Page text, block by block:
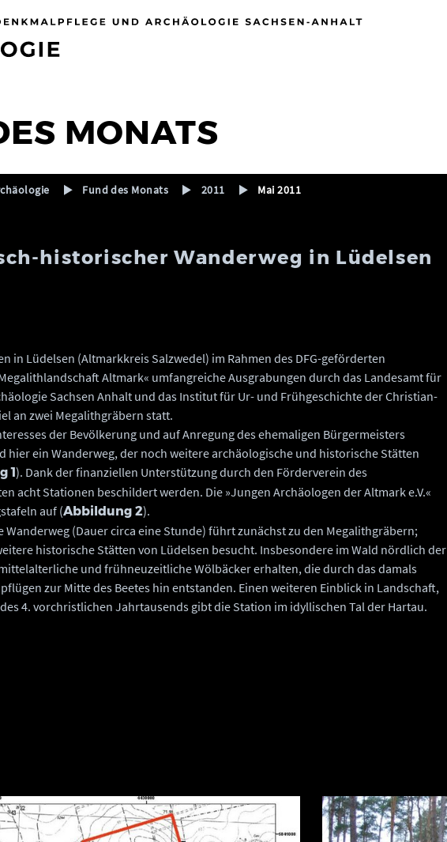
MONATS
Fund des Monats 2011 Mai 2011
historischer Wanderweg in Lüdelsen
in Lüdelsen (Altmarkkreis Salzwedel) im Rahmen des DFG-geförderten
Altmark« umfangreiche Ausgrabungen durch das Landesamt für
Sachsen Anhalt und das Institut für Ur- und Frühgeschichte der Christian-
an zwei Megalithgräbern statt.
der Bevölkerung und auf Anregung des ehemaligen Bürgermeisters
hier ein Wanderweg, der noch weitere archäologische und historische Stätten
1). Dank der finanziellen Unterstützung durch den Förderverein des
acht Stationen beschildert werden. Die »Jungen Archäologen der Altmark e.V.«
auf (Abbildung 2).
Wanderweg (Dauer circa eine Stunde) führt zunächst zu den Megalithgräbern;
historische Stätten von Lüdelsen besucht. Insbesondere im Wald nördlich der
und frühneuzeitliche Wölbäcker erhalten, die durch das damals
zur Mitte des Beetes hin entstanden. Einen weiteren Einblick in Landschaft,
4. vorchristlichen Jahrtausends gibt die Station im idyllischen Tal der Hartau.